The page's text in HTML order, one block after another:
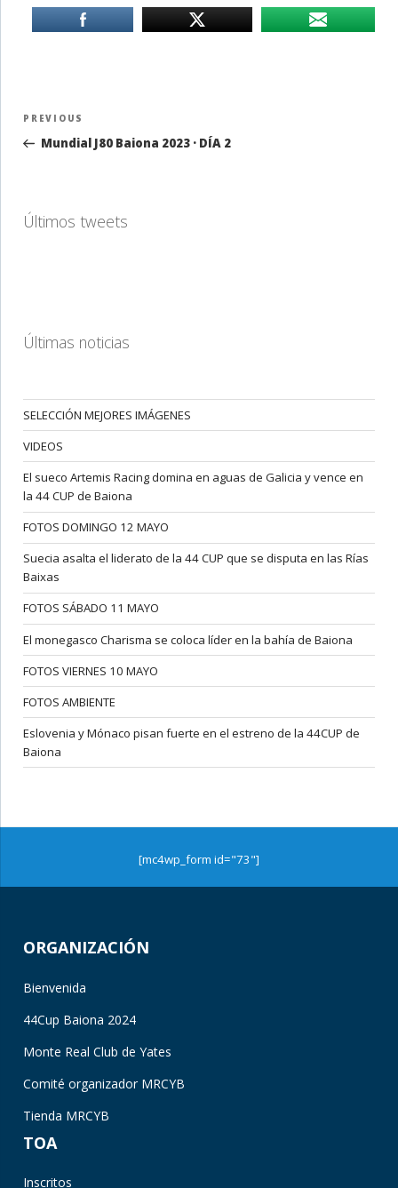
Navegación
entradas
Previous
Post
PREVIOUS
Mundial J80 Baiona 2023 · DÍA 2
Últimos tweets
Últimas noticias
SELECCIÓN MEJORES IMÁGENES
VIDEOS
El sueco Artemis Racing domina en aguas de Galicia y vence en
la 44 CUP de Baiona
FOTOS DOMINGO 12 MAYO
Suecia asalta el liderato de la 44 CUP que se disputa en las Rías
Baixas
FOTOS SÁBADO 11 MAYO
El monegasco Charisma se coloca líder en la bahía de Baiona
FOTOS VIERNES 10 MAYO
FOTOS AMBIENTE
Eslovenia y Mónaco pisan fuerte en el estreno de la 44CUP de
Baiona
[mc4wp_form id="73"]
ORGANIZACIÓN
Bienvenida
44Cup Baiona 2024
Monte Real Club de Yates
Comité organizador MRCYB
Tienda MRCYB
TOA
Inscritos